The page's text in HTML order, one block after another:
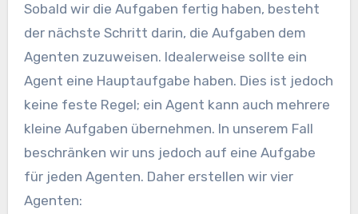
Sobald wir die Aufgaben fertig haben, besteht
der nächste Schritt darin, die Aufgaben dem
Agenten zuzuweisen. Idealerweise sollte ein
Agent eine Hauptaufgabe haben. Dies ist jedoch
keine feste Regel; ein Agent kann auch mehrere
kleine Aufgaben übernehmen. In unserem Fall
beschränken wir uns jedoch auf eine Aufgabe
für jeden Agenten. Daher erstellen wir vier
Agenten: